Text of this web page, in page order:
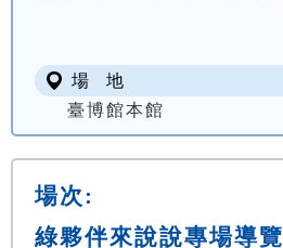
場 地
臺博館本館
場次:
綠夥伴來說說專場導覽